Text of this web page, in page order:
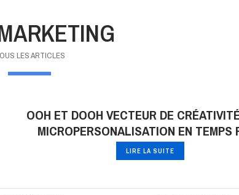
LES ARTICLES
OOH ET DOOH VECTEUR DE
MICROPERSONALISATION EN TEMPS
LIRE LA SUITE